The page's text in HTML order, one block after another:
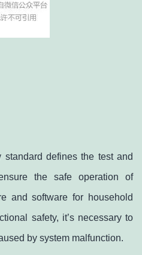
standard defines the test and
the safe operation of
and software for household
safety, it’s necessary to
by system malfunction.